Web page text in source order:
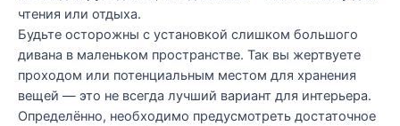
чтения или отдыха.
Будьте осторожны с установкой слишком большого
дивана в маленьком пространстве. Так вы жертвуете
проходом или потенциальным местом для хранения
вещей — это не всегда лучший вариант для интерьера.
Определённо, необходимо предусмотреть достаточное